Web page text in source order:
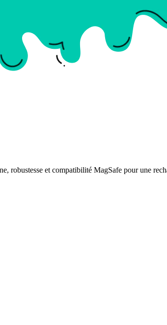
robustesse et compatibilité MagSafe pour une